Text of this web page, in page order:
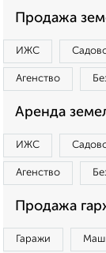
Продажа
ИЖС
Агенство
Аренда
ИЖС
Агенство
Продажа
Гаражи